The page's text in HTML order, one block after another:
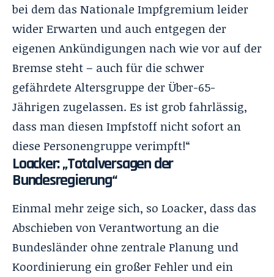
bei dem das Nationale Impfgremium leider
wider Erwarten und auch entgegen der
eigenen Ankündigungen nach wie vor auf der
Bremse steht – auch für die schwer
gefährdete Altersgruppe der Über-65-
Jährigen zugelassen. Es ist grob fahrlässig,
dass man diesen Impfstoff nicht sofort an
diese Personengruppe verimpft!“
Loacker: „Totalversagen der
Bundesregierung“
Einmal mehr zeige sich, so Loacker, dass das
Abschieben von Verantwortung an die
Bundesländer ohne zentrale Planung und
Koordinierung ein großer Fehler und ein